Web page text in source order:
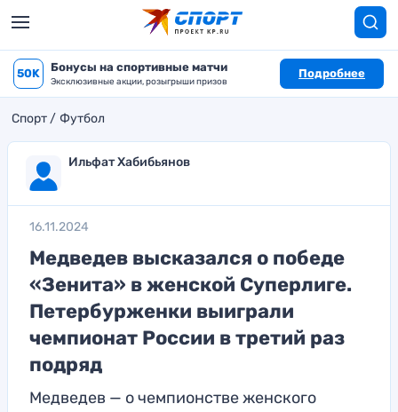
50K Бонусы на спортивные матчи
Эксклюзивные акции, розыгрыши призов
Подробнее
Спорт Футбол
Ильфат Хабибьянов
16.11.2024
Медведев высказался о победе
«Зенита» в женской Суперлиге.
Петербурженки выиграли
чемпионат России в третий раз
подряд
Медведев — о чемпионстве женского